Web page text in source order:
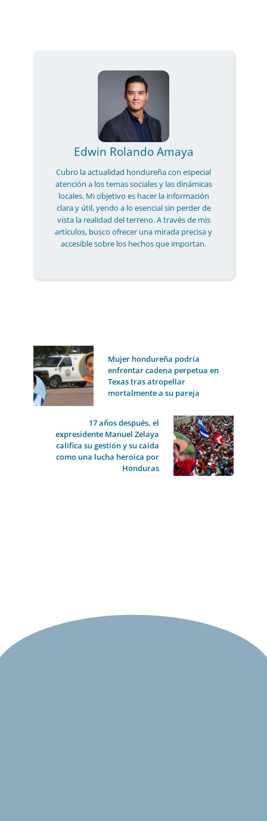
Edwin Rolando Amaya
Cubro la actualidad hondureña con especial
atención a los temas sociales y las dinámicas
locales. Mi objetivo es hacer la información
clara y útil, yendo a lo esencial sin perder de
vista la realidad del terreno. A través de mis
artículos, busco ofrecer una mirada precisa y
accesible sobre los hechos que importan.
Mujer hondureña podría
enfrentar cadena perpetua en
Texas tras atropellar
mortalmente a su pareja
17 años después, el
expresidente Manuel Zelaya
califica su gestión y su caída
como una lucha heroica por
Honduras